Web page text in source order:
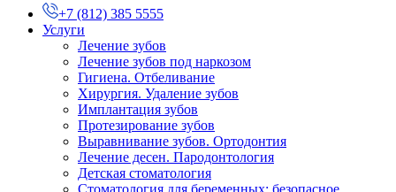
+7 (812) 385 5555
Услуги
Лечение зубов
Лечение зубов под наркозом
Гигиена. Отбеливание
Хирургия. Удаление зубов
Имплантация зубов
Протезирование зубов
Выравнивание зубов. Ортодонтия
Лечение десен. Пародонтология
Детская стоматология
Стоматология для беременных: безопасное